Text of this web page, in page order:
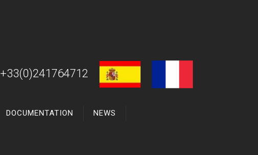
+33(0)241764712
DOCUMENTATION NEWS